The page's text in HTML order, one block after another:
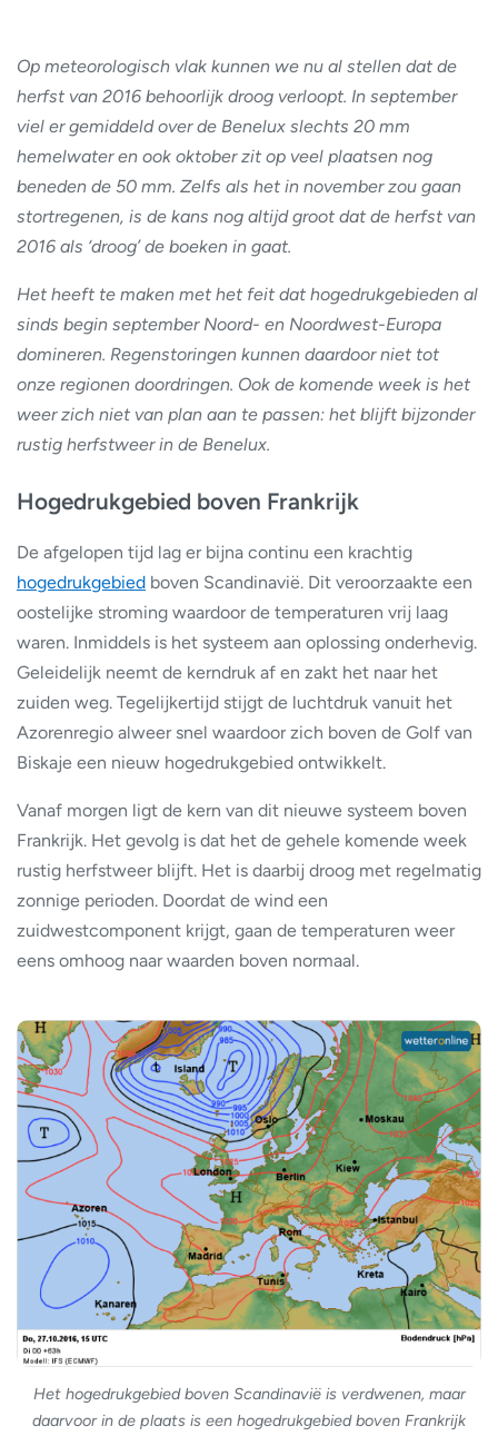
Op meteorologisch vlak kunnen we nu al stellen dat de
herfst van 2016 behoorlijk droog verloopt. In september
viel er gemiddeld over de Benelux slechts 20 mm
hemelwater en ook oktober zit op veel plaatsen nog
beneden de 50 mm. Zelfs als het in november zou gaan
stortregenen, is de kans nog altijd groot dat de herfst van
2016 als ‘droog’ de boeken in gaat.
Het heeft te maken met het feit dat hogedrukgebieden al
sinds begin september Noord- en Noordwest-Europa
domineren. Regenstoringen kunnen daardoor niet tot
onze regionen doordringen. Ook de komende week is het
weer zich niet van plan aan te passen: het blijft bijzonder
rustig herfstweer in de Benelux.
Hogedrukgebied boven Frankrijk
De afgelopen tijd lag er bijna continu een krachtig
hogedrukgebied boven Scandinavië. Dit veroorzaakte een
oostelijke stroming waardoor de temperaturen vrij laag
waren. Inmiddels is het systeem aan oplossing onderhevig.
Geleidelijk neemt de kerndruk af en zakt het naar het
zuiden weg. Tegelijkertijd stijgt de luchtdruk vanuit het
Azorenregio alweer snel waardoor zich boven de Golf van
Biskaje een nieuw hogedrukgebied ontwikkelt.
Vanaf morgen ligt de kern van dit nieuwe systeem boven
Frankrijk. Het gevolg is dat het de gehele komende week
rustig herfstweer blijft. Het is daarbij droog met regelmatig
zonnige perioden. Doordat de wind een
zuidwestcomponent krijgt, gaan de temperaturen weer
eens omhoog naar waarden boven normaal.
Het hogedrukgebied boven Scandinavië is verdwenen, maar
daarvoor in de plaats is een hogedrukgebied boven Frankrijk